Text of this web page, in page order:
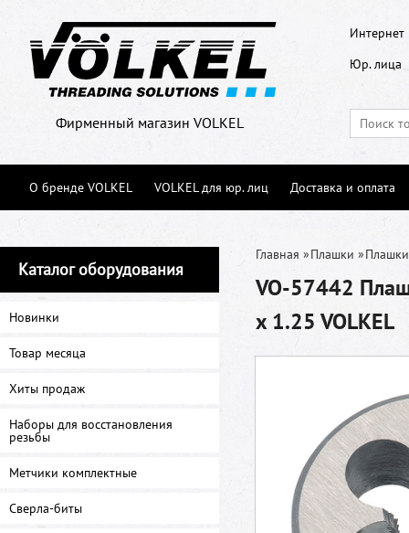
Фирменный магазин VOLKEL
Интернет
Юр. лица
О бренде VOLKEL VOLKEL для юр. лиц Доставка и оплата
Каталог оборудования
Новинки
Товар месяца
Хиты продаж
Наборы для восстановления
резьбы
Метчики комплектные
Сверла-биты
Главная »Плашки »
VO-57442
x 1.25 VOLKEL